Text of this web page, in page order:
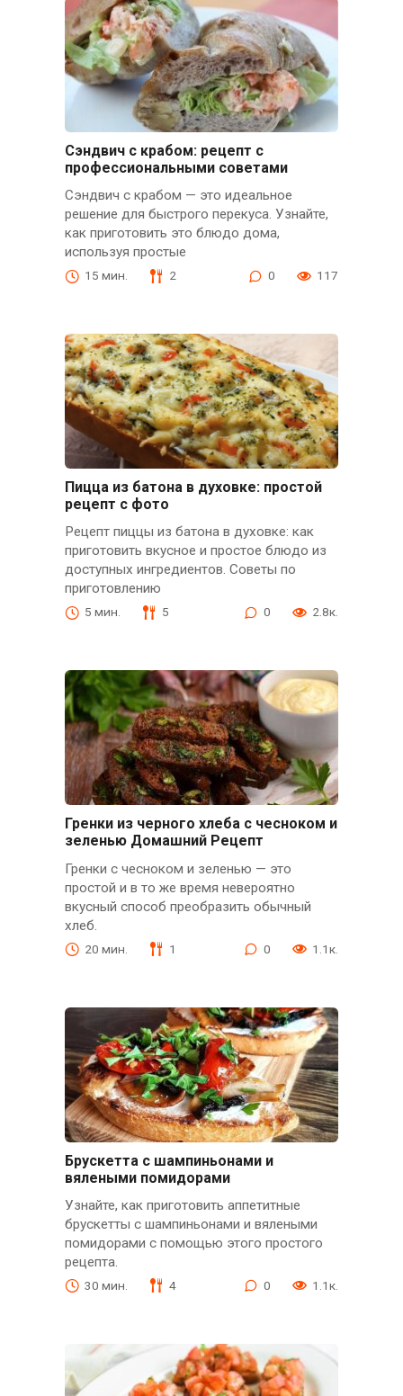
Сэндвич с крабом: рецепт с
профессиональными советами
Сэндвич с крабом — это идеальное
решение для быстрого перекуса. Узнайте,
как приготовить это блюдо дома,
используя простые
15 мин. 2 0 117
Пицца из батона в духовке: простой
рецепт с фото
Рецепт пиццы из батона в духовке: как
приготовить вкусное и простое блюдо из
доступных ингредиентов. Советы по
приготовлению
5 мин. 5 0 2.8к.
Гренки из черного хлеба с чесноком и
зеленью Домашний Рецепт
Гренки с чесноком и зеленью — это
простой и в то же время невероятно
вкусный способ преобразить обычный
хлеб.
20 мин. 1 0 1.1к.
Брускетта с шампиньонами и
вялеными помидорами
Узнайте, как приготовить аппетитные
брускетты с шампиньонами и вялеными
помидорами с помощью этого простого
рецепта.
30 мин. 4 0 1.1к.